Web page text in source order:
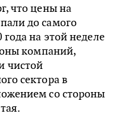
что цены на
до самого
на этой неделе
компаний,
чистой
сектора в
со стороны